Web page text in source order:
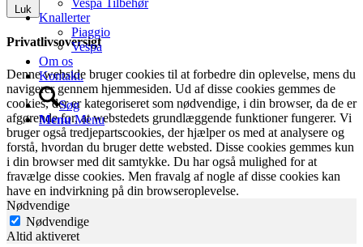
Vespa Tilbehør
Knallerter
Piaggio
Vespa
Om os
Kontakt.
Søg
Menu Menu
Luk
Privatlivsoversigt
Denne webside bruger cookies til at forbedre din oplevelse, mens du
navigerer gennem hjemmesiden. Ud af disse cookies gemmes de
cookies, der er kategoriseret som nødvendige, i din browser, da de er
afgørende for, at webstedets grundlæggende funktioner fungerer. Vi
bruger også tredjepartscookies, der hjælper os med at analysere og
forstå, hvordan du bruger dette websted. Disse cookies gemmes kun
i din browser med dit samtykke. Du har også mulighed for at
fravælge disse cookies. Men fravalg af nogle af disse cookies kan
have en indvirkning på din browseroplevelse.
Nødvendige
Nødvendige
Altid aktiveret